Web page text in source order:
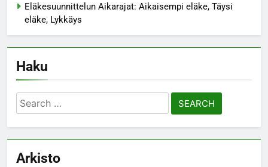
Eläkesuunnittelun Aikarajat: Aikaisempi eläke, Täysi
eläke, Lykkäys
Haku
Search
for:
Arkisto